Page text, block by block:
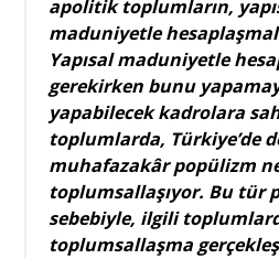
apolitik toplumların,
maduniyetle
Yapısal maduniyetle
gerekirken bunu
yapabilecek kadrolara
toplumlarda, Türkiye’de
muhafazakâr popülizm
toplumsallaşıyor. Bu tür
sebebiyle, ilgili
toplumsallaşma